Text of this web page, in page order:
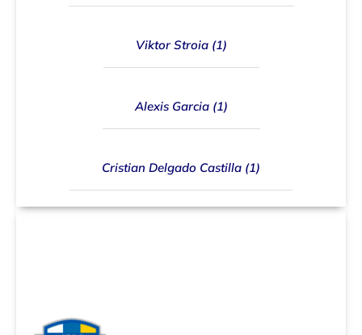
Viktor Stroia (1)
Alexis Garcia (1)
Cristian Delgado Castilla (1)